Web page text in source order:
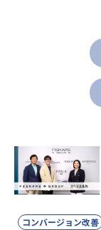
コンバージョン改善